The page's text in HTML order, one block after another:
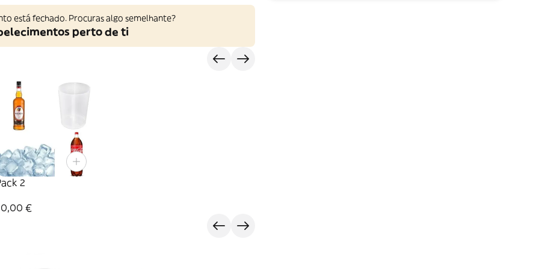
está fechado. Procuras algo semelhante?
perto de ti
2
€